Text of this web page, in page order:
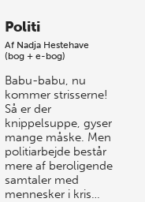
Politi
Af Nadja Hestehave
(bog + e-bog)
Babu-babu, nu
kommer strisserne!
Så er der
knippelsuppe, gyser
mange måske. Men
politiarbejde består
mere af beroligende
samtaler med
mennesker i kris…